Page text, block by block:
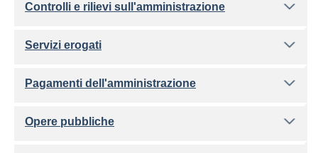
Controlli e rilievi sull'amministrazione
Servizi erogati
Pagamenti dell'amministrazione
Opere pubbliche